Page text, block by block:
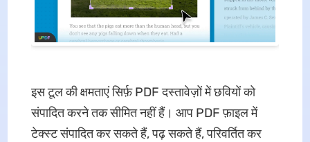
इस टूल की क्षमताएं सिर्फ़ PDF दस्तावेज़ों में छवियों को
संपादित करने तक सीमित नहीं हैं। आप PDF फ़ाइल में
टेक्स्ट संपादित कर सकते हैं, पढ़ सकते हैं, परिवर्तित कर